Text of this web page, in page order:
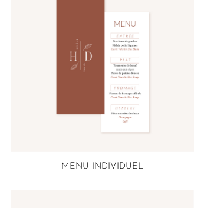
MENU INDIVIDUEL